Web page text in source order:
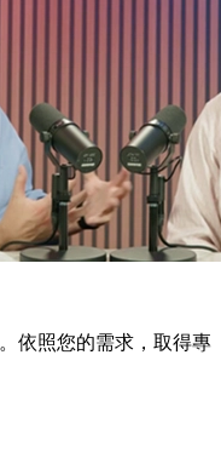
依照您的需求，取得專